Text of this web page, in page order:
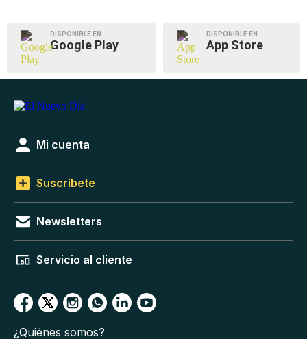
DISPONIBLE EN
Google Play
DISPONIBLE EN
App Store
Mi cuenta
Suscríbete
Newsletters
Servicio al cliente
¿Quiénes somos?